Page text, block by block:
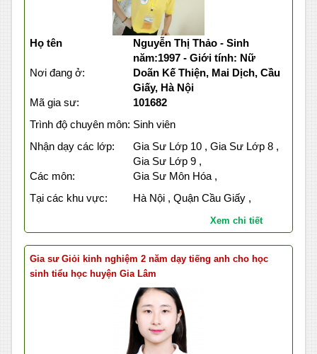
Họ tên
Nguyễn Thị Thảo - Sinh
năm:1997 - Giới tính: Nữ
Nơi đang ở:
Doãn Kế Thiện, Mai Dịch, Cầu
Giấy, Hà Nội
Mã gia sư:
101682
Trình độ chuyên môn: Sinh viên
Nhận dạy các lớp:
Gia Sư Lớp 10 , Gia Sư Lớp 8 ,
Gia Sư Lớp 9 ,
Các môn:
Gia Sư Môn Hóa ,
Tại các khu vực:
Hà Nội , Quận Cầu Giấy ,
Xem chi tiết
Gia sư Giỏi kinh nghiệm 2 năm dạy tiếng anh cho học
sinh tiểu học huyện Gia Lâm